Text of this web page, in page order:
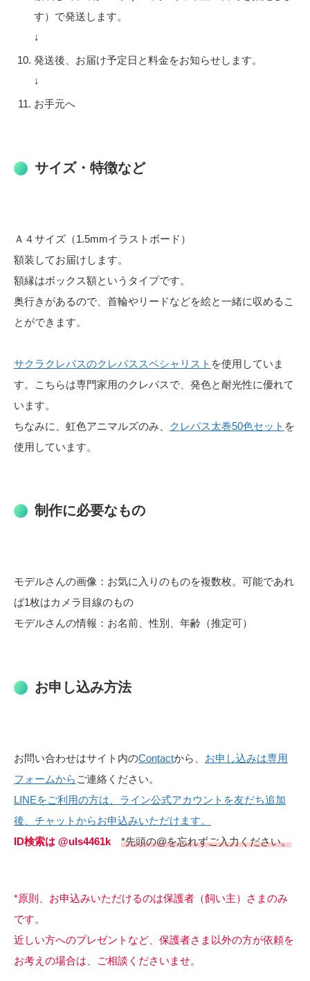
す）で発送します。
↓
発送後、お届け予定日と料金をお知らせします。
↓
お手元へ
サイズ・特徴など
Ａ４サイズ（1.5mmイラストボード）
額装してお届けします。
額縁はボックス額というタイプです。
奥行きがあるので、首輪やリードなどを絵と一緒に収めるこ
とができます。
サクラクレパスのクレパススペシャリスト を使用していま
す。こちらは専門家用のクレパスで、発色と耐光性に優れて
います。
ちなみに、虹色アニマルズのみ、
クレパス太巻50色セット を
使用しています。
制作に必要なもの
モデルさんの画像：お気に入りのものを複数枚。可能であれ
ば1枚はカメラ目線のもの
モデルさんの情報：お名前、性別、年齢（推定可）
お申し込み方法
お問い合わせはサイト内のContactから、 お申し込みは専用
フォームから ご連絡ください。
LINEをご利用の方は、ライン公式アカウントを友だち追加
後、チャットからお申込みいただけます。
ID検索は @uls4461k
*先頭の@を忘れずご入力ください。
*原則、お申込みいただけるのは保護者（飼い主）さまのみ
です。
近しい方へのプレゼントなど、保護者さま以外の方が依頼を
お考えの場合は、ご相談くださいませ。